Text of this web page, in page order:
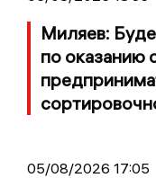
Миляев:
по оказанию
05/08/2026 17:05